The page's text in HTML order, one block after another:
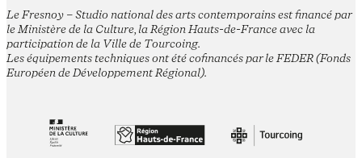
Le Fresnoy – Studio national des arts contemporains est financé par
le Ministère de la Culture, la Région Hauts-de-France avec la
participation de la Ville de Tourcoing.
Les équipements techniques ont été cofinancés par le FEDER (Fonds
Européen de Développement Régional).